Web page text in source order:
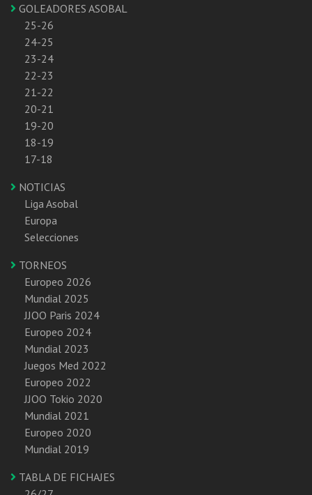
GOLEADORES ASOBAL
25-26
24-25
23-24
22-23
21-22
20-21
19-20
18-19
17-18
NOTICIAS
Liga Asobal
Europa
Selecciones
TORNEOS
Europeo 2026
Mundial 2025
JJOO Paris 2024
Europeo 2024
Mundial 2023
Juegos Med 2022
Europeo 2022
JJOO Tokio 2020
Mundial 2021
Europeo 2020
Mundial 2019
TABLA DE FICHAJES